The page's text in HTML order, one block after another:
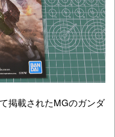
掲載されたMGのガンダ